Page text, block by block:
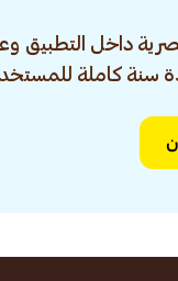
داخل
سنة كاملة